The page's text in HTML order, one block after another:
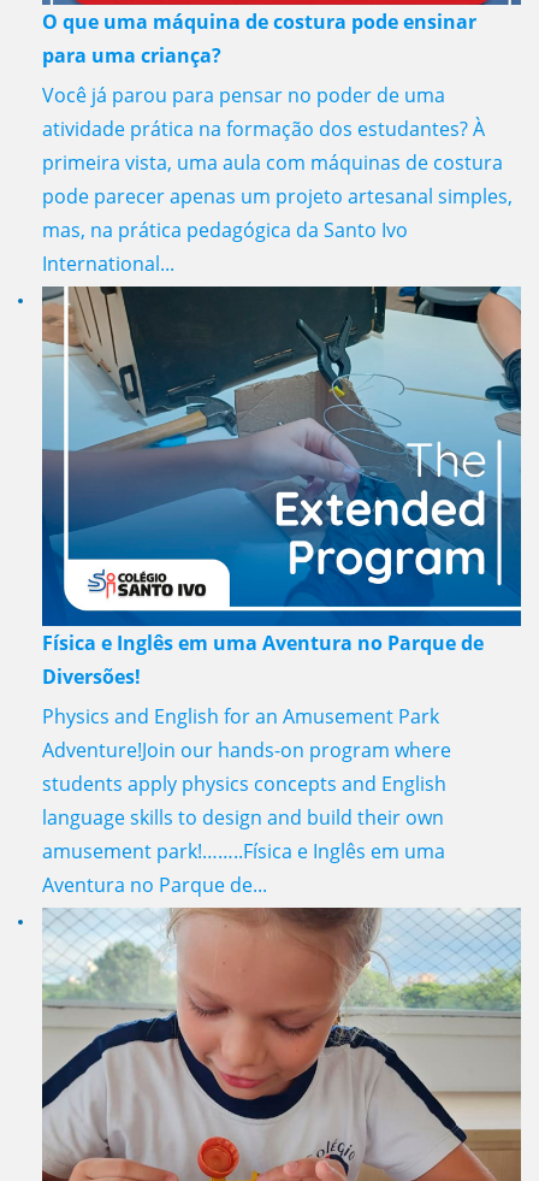
O que uma máquina de costura pode ensinar
para uma criança?
Você já parou para pensar no poder de uma
atividade prática na formação dos estudantes? À
primeira vista, uma aula com máquinas de costura
pode parecer apenas um projeto artesanal simples,
mas, na prática pedagógica da Santo Ivo
International...
Física e Inglês em uma Aventura no Parque de
Diversões!
Physics and English for an Amusement Park
Adventure!Join our hands-on program where
students apply physics concepts and English
language skills to design and build their own
amusement park!……..Física e Inglês em uma
Aventura no Parque de...